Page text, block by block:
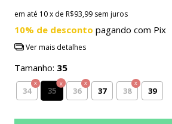
em até 10x de R$93,99 sem juros
10% de desconto pagando com Pix
Ver mais detalhes
Tamanho: 35
34 35 36 37 38 39